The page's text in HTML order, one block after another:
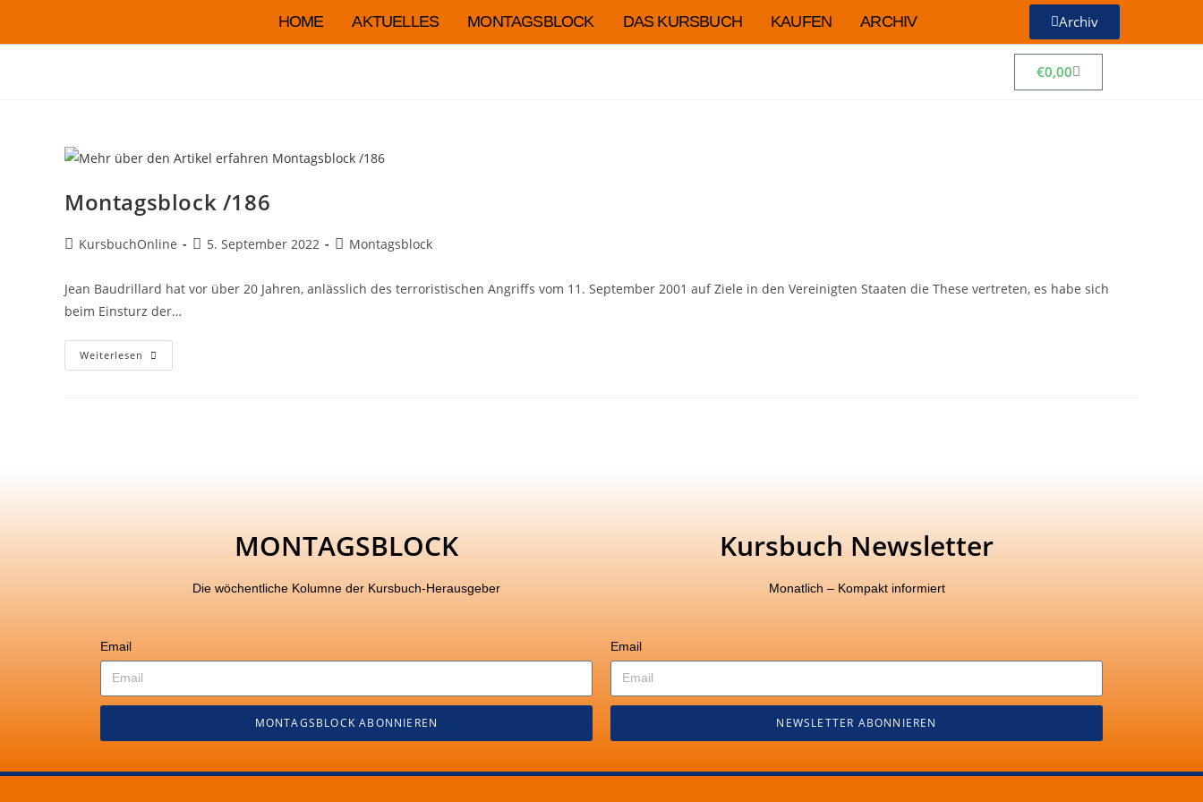
HOME AKTUELLES MONTAGSBLOCK DAS KURSBUCH KAUFEN ARCHIV Archiv
€0,00
Montagsblock /186
KursbuchOnline 5. September 2022 Montagsblock
Jean Baudrillard hat vor über 20 Jahren, anlässlich des terroristischen Angriffs vom 11. September 2001 auf Ziele in den Vereinigten Staaten die These vertreten, es habe sich
beim Einsturz der…
Weiterlesen
MONTAGSBLOCK
Die wöchentliche Kolumne der Kursbuch-Herausgeber
Email
MONTAGSBLOCK ABONNIEREN
Kursbuch Newsletter
Monatlich – Kompakt informiert
Email
NEWSLETTER ABONNIEREN